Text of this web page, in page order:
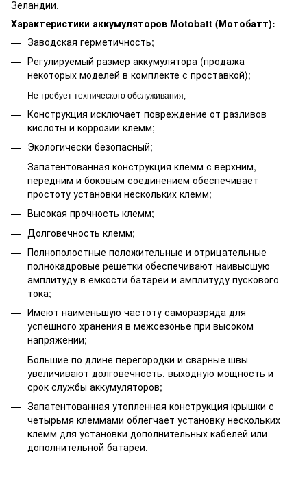
Зеландии.
Характеристики аккумуляторов Motobatt (Мотобатт):
Заводская герметичность;
Регулируемый размер аккумулятора (продажа
некоторых моделей в комплекте с проставкой);
Не требует технического обслуживания;
Конструкция исключает повреждение от разливов
кислоты и коррозии клемм;
Экологически безопасный;
Запатентованная конструкция клемм с верхним,
передним и боковым соединением обеспечивает
простоту установки нескольких клемм;
Высокая прочность клемм;
Долговечность клемм;
Полнополостные положительные и отрицательные
полнокадровые решетки обеспечивают наивысшую
амплитуду в емкости батареи и амплитуду пускового
тока;
Имеют наименьшую частоту саморазряда для
успешного хранения в межсезонье при высоком
напряжении;
Большие по длине перегородки и сварные швы
увеличивают долговечность, выходную мощность и
срок службы аккумуляторов;
Запатентованная утопленная конструкция крышки с
четырьмя клеммами облегчает установку нескольких
клемм для установки дополнительных кабелей или
дополнительной батареи.